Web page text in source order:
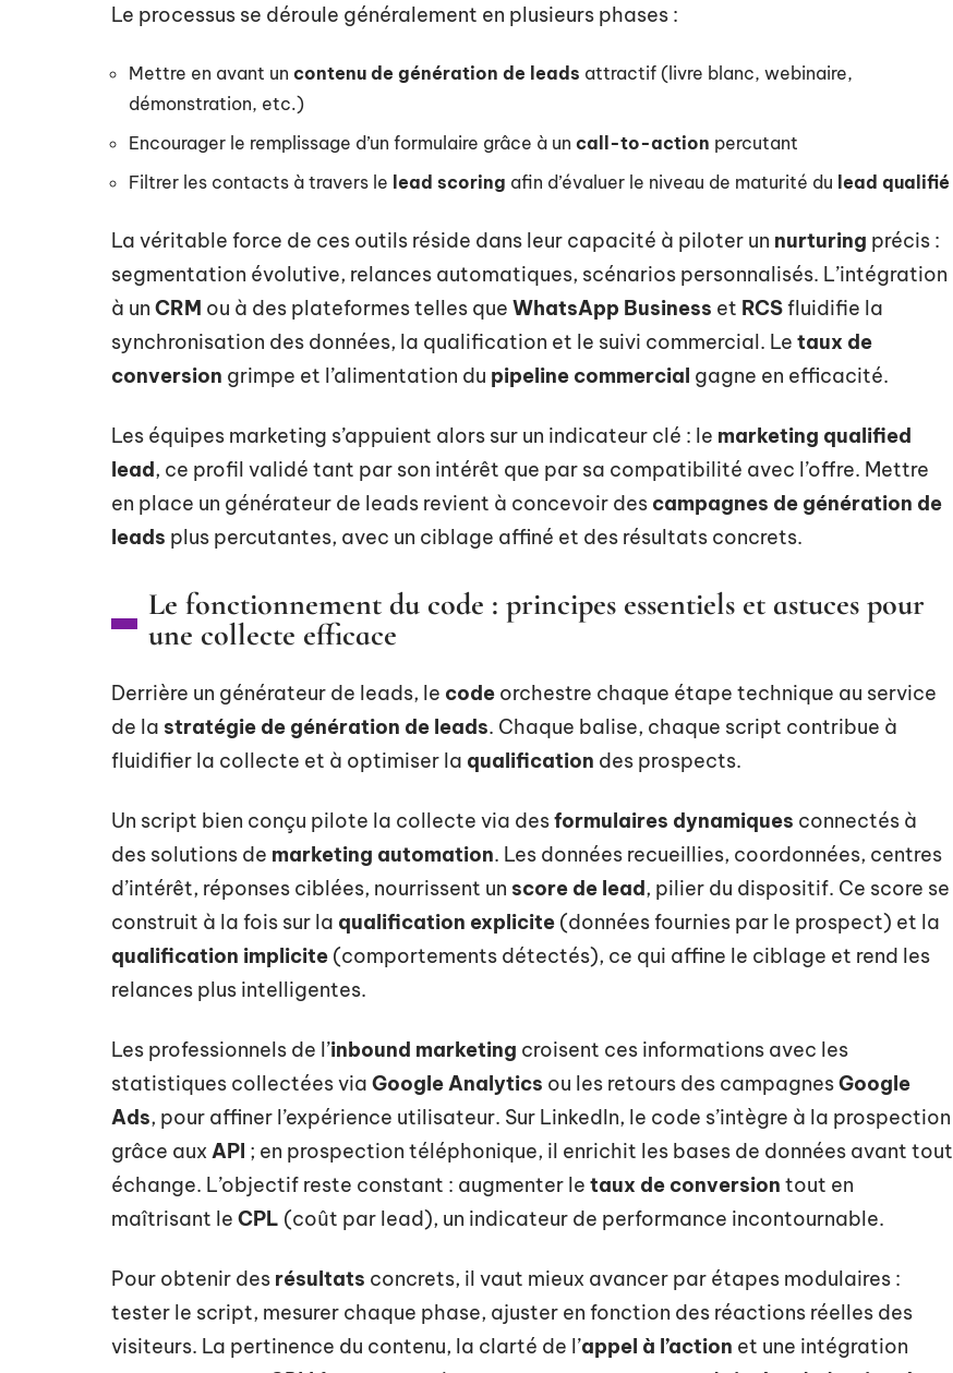
Le processus se déroule généralement en plusieurs phases :
Mettre en avant un contenu de génération de leads attractif (livre blanc, webinaire,
démonstration, etc.)
Encourager le remplissage d’un formulaire grâce à un call-to-action percutant
Filtrer les contacts à travers le lead scoring afin d’évaluer le niveau de maturité du lead qualifié
La véritable force de ces outils réside dans leur capacité à piloter un nurturing précis :
segmentation évolutive, relances automatiques, scénarios personnalisés. L’intégration
à un CRM ou à des plateformes telles que WhatsApp Business et RCSfluidifie la
synchronisation des données, la qualification et le suivi commercial. Le taux de
conversion grimpe et l’alimentation du pipeline commercial gagne en efficacité.
Les équipes marketing s’appuient alors sur un indicateur clé : le marketing qualified
lead, ce profil validé tant par son intérêt que par sa compatibilité avec l’offre. Mettre
en place un générateur de leads revient à concevoir des campagnes de génération de
leads plus percutantes, avec un ciblage affiné et des résultats concrets.
Le fonctionnement du code : principes essentiels et astuces pour
une collecte efficace
Derrière un générateur de leads, le code orchestre chaque étape technique au service
de la stratégie de génération de leads. Chaque balise, chaque script contribue à
fluidifier la collecte et à optimiser la qualification des prospects.
Un script bien conçu pilote la collecte via desformulaires dynamiques connectés à
des solutions de marketing automation. Les données recueillies, coordonnées, centres
d’intérêt, réponses ciblées, nourrissent un score de lead, pilier du dispositif. Ce score se
construit à la fois sur la qualification explicite (données fournies par le prospect) et la
qualification implicite (comportements détectés), ce qui affine le ciblage et rend les
relances plus intelligentes.
Les professionnels de l’inbound marketing croisent ces informations avec les
statistiques collectées via Google Analytics ou les retours des campagnesGoogle
Ads, pour affiner l’expérience utilisateur. Sur LinkedIn, le code s’intègre à la prospection
grâce aux API ; en prospection téléphonique, il enrichit les bases de données avant tout
échange. L’objectif reste constant : augmenter le taux de conversion tout en
maîtrisant le CPL (coût par lead), un indicateur de performance incontournable.
Pour obtenir des résultats concrets, il vaut mieux avancer par étapes modulaires :
tester le script, mesurer chaque phase, ajuster en fonction des réactions réelles des
visiteurs. La pertinence du contenu, la clarté de l’appel à l’action et une intégration